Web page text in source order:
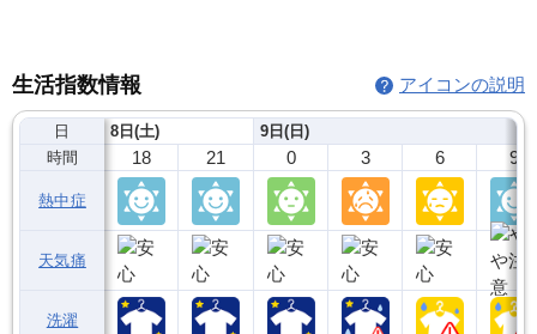
生活指数情報 アイコンの説明
日
時間
熱中症
天気痛
洗濯
8日(土)
18 21
9日(日)
0 3 6 9